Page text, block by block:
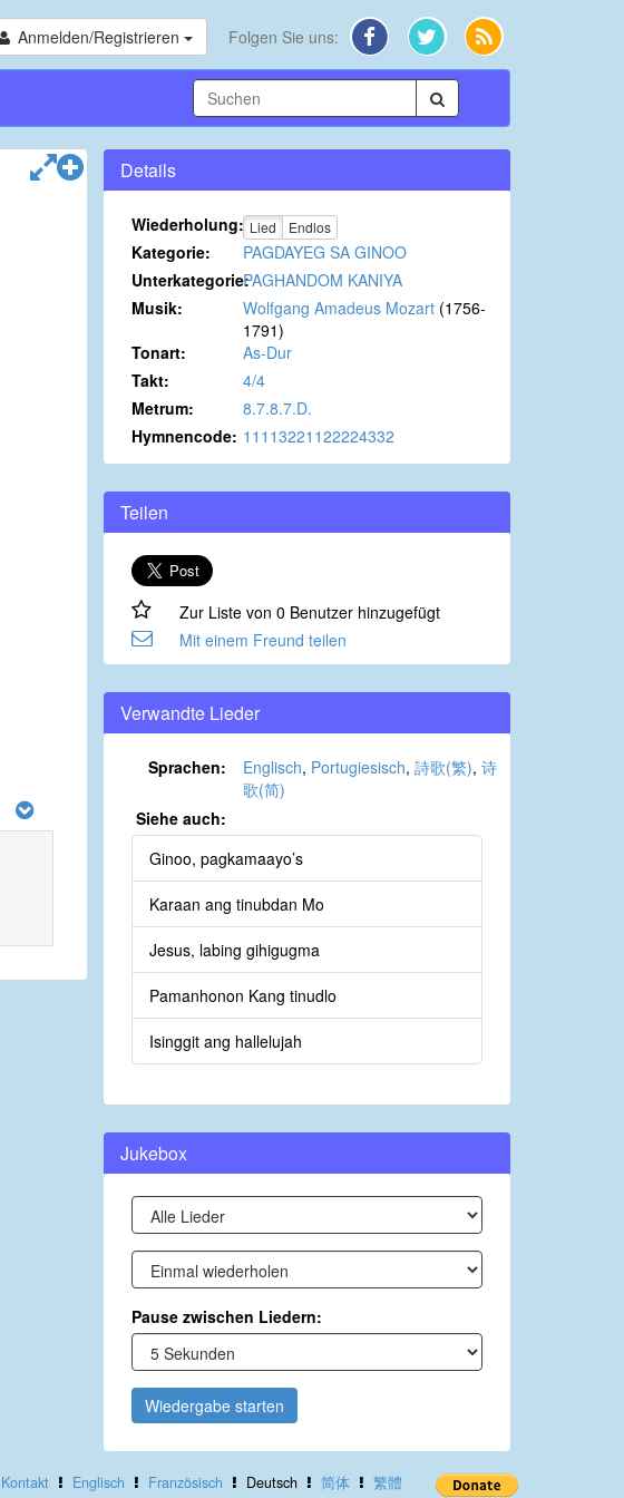
Anmelden/Registrieren Folgen Sie uns:
Details
Wiederholung: Lied Endlos
Kategorie:
PAGDAYEG SA GINOO
Unterkategorie:PAGHANDOM KANIYA
Musik:
Wolfgang Amadeus Mozart (1756-
1791)
Tonart:
As-Dur
Takt:
4/4
Metrum:
8.7.8.7.D.
Hymnencode: 11113221122224332
Teilen
Zur Liste von 0 Benutzer hinzugefügt
Mit einem Freund teilen
Verwandte Lieder
Sprachen: Englisch, Portugiesisch, 詩歌(繁), 诗
歌(简)
Siehe auch:
Ginoo, pagkamaayo’s
Karaan ang tinubdan Mo
Jesus, labing gihigugma
Pamanhonon Kang tinudlo
Isinggit ang hallelujah
Jukebox
Pause zwischen Liedern:
Wiedergabe starten
Kontakt Englisch Französisch Deutsch 简体 繁體